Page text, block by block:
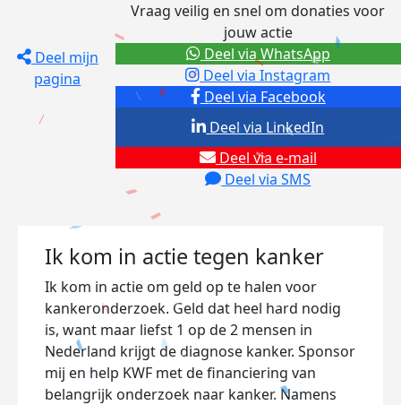
Deel mijn
pagina
Vraag veilig en snel om donaties voor
jouw actie
Deel via Facebook
Deel via Instagram
Deel via e-mail
Deel via SMS
Deel via LinkedIn
Deel via WhatsApp
Ik kom in actie tegen kanker
Ik kom in actie om geld op te halen voor
kankeronderzoek. Geld dat heel hard nodig
is, want maar liefst 1 op de 2 mensen in
Nederland krijgt de diagnose kanker. Sponsor
mij en help KWF met de financiering van
belangrijk onderzoek naar kanker. Namens